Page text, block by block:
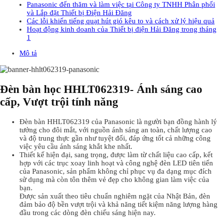
Panasonic đến thăm và làm việc tại Công ty TNHH Phân phối
và Lắp đặt Thiết bị Điện Hải Đăng
Các lỗi khiến tiếng quạt hút gió kêu to và cách xử lý hiệu quả
Hoạt động kinh doanh của Thiết bị điện Hải Đăng trong tháng
1
Mô tả
Đèn bàn học HHLT062319- Ánh sáng cao
cấp, Vượt trội tính năng
Đèn bàn HHLT062319 của Panasonic là người bạn đồng hành lý
tưởng cho đôi mắt, với nguồn ánh sáng an toàn, chất lượng cao
và độ trung thực gần như tuyệt đối, đáp ứng tốt cả những công
việc yêu cầu ánh sáng khắt khe nhất.
Thiết kế hiện đại, sang trọng, được làm từ chất liệu cao cấp, kết
hợp với các trục xoay linh hoạt và công nghệ đèn LED tiên tiến
của Panasonic, sản phẩm không chỉ phục vụ đa dạng mục đích
sử dụng mà còn tôn thêm vẻ đẹp cho không gian làm việc của
bạn.
Được sản xuất theo tiêu chuẩn nghiêm ngặt của Nhật Bản, đèn
đảm bảo độ bền vượt trội và khả năng tiết kiệm năng lượng hàng
đầu trong các dòng đèn chiếu sáng hiện nay.